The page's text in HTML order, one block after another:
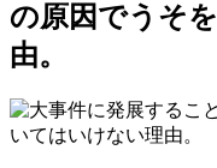
の原因でうそ
由。